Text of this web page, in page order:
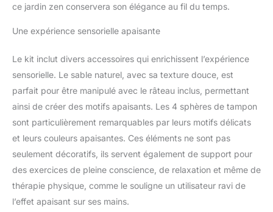
ce jardin zen conservera son élégance au fil du temps.
Une expérience sensorielle apaisante
Le kit inclut divers accessoires qui enrichissent l’expérience
sensorielle. Le sable naturel, avec sa texture douce, est
parfait pour être manipulé avec le râteau inclus, permettant
ainsi de créer des motifs apaisants. Les 4 sphères de tampon
sont particulièrement remarquables par leurs motifs délicats
et leurs couleurs apaisantes. Ces éléments ne sont pas
seulement décoratifs, ils servent également de support pour
des exercices de pleine conscience, de relaxation et même de
thérapie physique, comme le souligne un utilisateur ravi de
l’effet apaisant sur ses mains.